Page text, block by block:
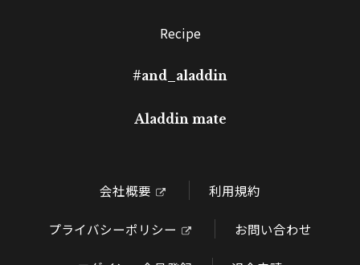
Recipe
#and_aladdin
Aladdin mate
会社概要 利用規約
プライバシーポリシー お問い合わせ